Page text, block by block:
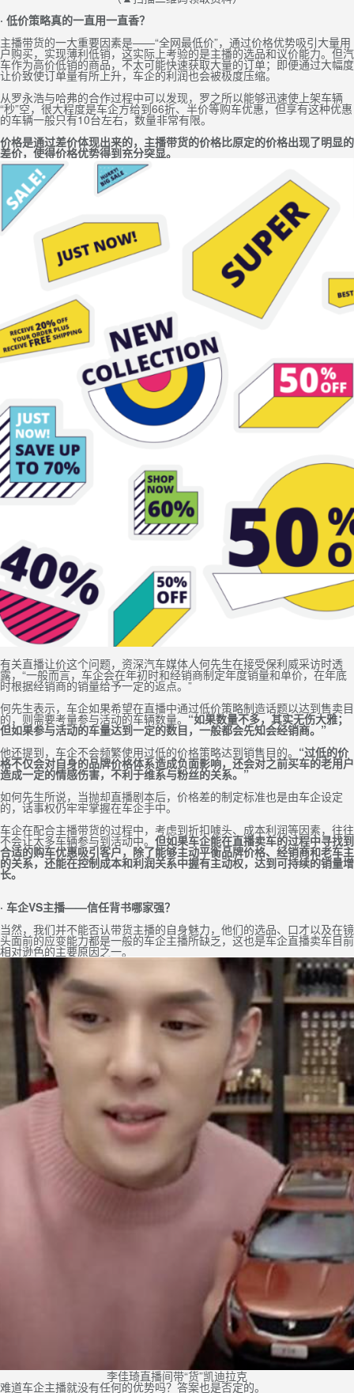
· 低价策略真的一直用一直香？
主播带货的一大重要因素是——“全网最低价”，通过价格优势吸引大量用
户购买，实现薄利低销，这实际上考验的是主播的选品和议价能力。但汽
车作为高价低销的商品，不太可能快速获取大量的订单；即便通过大幅度
让价致使订单量有所上升，车企的利润也会被极度压缩。
从罗永浩与哈弗的合作过程中可以发现，罗之所以能够迅速使上架车辆
“秒”空，很大程度是车企方给到66折、半价等购车优惠，但享有这种优惠
的车辆一般只有10台左右，数量非常有限。
价格是通过差价体现出来的，主播带货的价格比原定的价格出现了明显的
差价，使得价格优势得到充分突显。
有关直播让价这个问题，资深汽车媒体人何先生在接受保利威采访时透
露，“一般而言，车企会在年初时和经销商制定年度销量和单价，在年底
时根据经销商的销量给予一定的返点。”
何先生表示，车企如果希望在直播中通过低价策略制造话题以达到售卖目
的，则需要考量参与活动的车辆数量。“如果数量不多，其实无伤大雅；
但如果参与活动的车量达到一定的数目，一般都会先知会经销商。”
他还提到，车企不会频繁使用过低的价格策略达到销售目的。 “过低的价
格不仅会对自身的品牌价格体系造成负面影响，还会对之前买车的老用户
造成一定的情感伤害，不利于维系与粉丝的关系。”
如何先生所说，当抛却直播剧本后，价格差的制定标准也是由车企设定
的，话事权仍牢牢掌握在车企手中。
车企在配合主播带货的过程中，考虑到折扣噱头、成本利润等因素，往往
不会让太多车辆参与到活动中。 但如果车企能在直播卖车的过程中寻找到
合适的购车优惠吸引客户，除了能够主动平衡品牌价格、经销商和老车主
的关系，还能在控制成本和利润关系中握有主动权，达到可持续的销量增
长。
· 车企VS主播——信任背书哪家强？
当然，我们并不能否认带货主播的自身魅力，他们的选品、口才以及在镜
头面前的应变能力都是一般的车企主播所缺乏，这也是车企直播卖车目前
相对逊色的主要原因之一。
李佳琦直播间带“货”凯迪拉克
难道车企主播就没有任何的优势吗？答案也是否定的。